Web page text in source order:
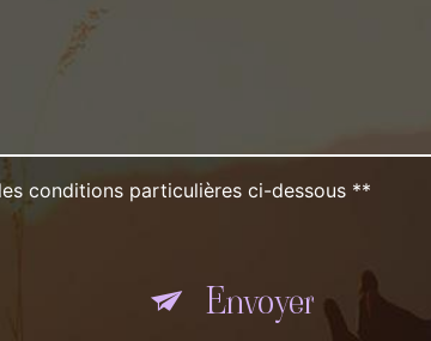
conditions particulières ci-dessous **
Envoyer